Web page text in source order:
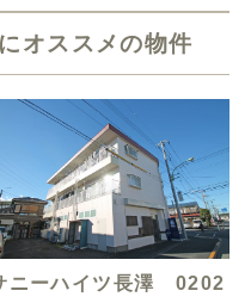
オススメの物件
ニーハイツ長澤 0202